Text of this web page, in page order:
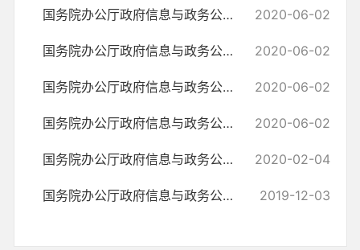
国务院办公厅政府信息与政务公开办公室关于政府信息公开处理决定送达问... 2020-06-02
国务院办公厅政府信息与政务公开办公室关于机构改革后政府信息公开申请... 2020-06-02
国务院办公厅政府信息与政务公开办公室关于政府信息公开申请接收渠道问... 2020-06-02
国务院办公厅政府信息与政务公开办公室关于明确政府信息公开与业务查询... 2020-06-02
国务院办公厅政府信息与政务公开办公室关于转发《江苏省政府信息公开申... 2020-02-04
国务院办公厅政府信息与政务公开办公室关于规范政府信息公开平台有关事... 2019-12-03